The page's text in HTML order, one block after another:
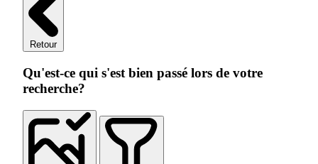
Retour
Qu'est-ce qui s'est bien passé lors de votre
recherche?